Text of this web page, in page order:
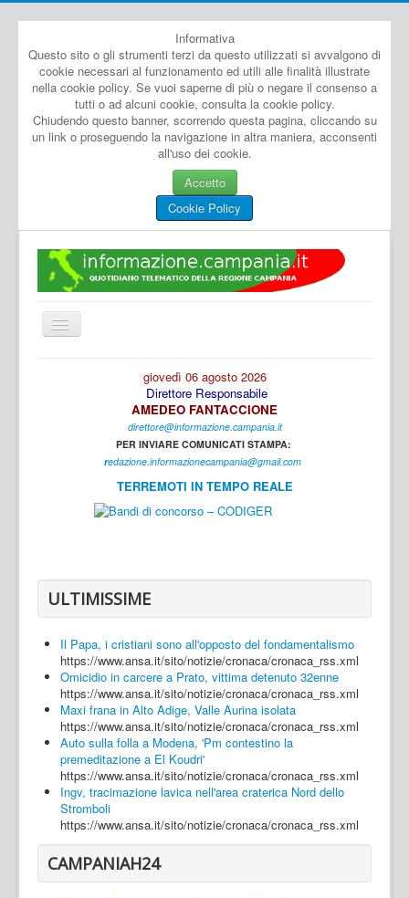
Informativa
Questo sito o gli strumenti terzi da questo utilizzati si avvalgono di
cookie necessari al funzionamento ed utili alle finalità illustrate
nella cookie policy. Se vuoi saperne di più o negare il consenso a
tutti o ad alcuni cookie, consulta la cookie policy.
Chiudendo questo banner, scorrendo questa pagina, cliccando su
un link o proseguendo la navigazione in altra maniera, acconsenti
all'uso dei cookie.
Accetto
Cookie Policy
Cambia
navigazione
Caserta
Napoli
Salerno
Login
giovedì 06 agosto 2026
Direttore Responsabile
AMEDEO FANTACCIONE
direttore@informazione.campania.it
PER INVIARE COMUNICATI STAMPA:
redazione.informazionecampania@gmail.com
TERREMOTI IN TEMPO REALE
ULTIMISSIME
Il Papa, i cristiani sono all'opposto del fondamentalismo
https://www.ansa.it/sito/notizie/cronaca/cronaca_rss.xml
Omicidio in carcere a Prato, vittima detenuto 32enne
https://www.ansa.it/sito/notizie/cronaca/cronaca_rss.xml
Maxi frana in Alto Adige, Valle Aurina isolata
https://www.ansa.it/sito/notizie/cronaca/cronaca_rss.xml
Auto sulla folla a Modena, 'Pm contestino la
premeditazione a El Koudri'
https://www.ansa.it/sito/notizie/cronaca/cronaca_rss.xml
Ingv, tracimazione lavica nell'area craterica Nord dello
Stromboli
https://www.ansa.it/sito/notizie/cronaca/cronaca_rss.xml
CAMPANIAH24